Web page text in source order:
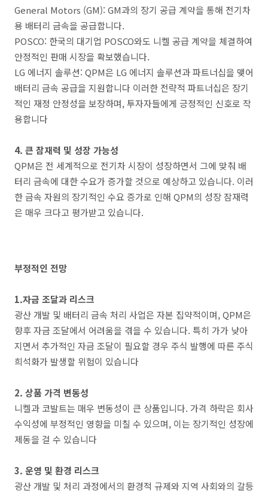
General Motors (GM): GM과의 장기 공급 계약을 통해 전기차
용 배터리 금속을 공급합니다.
POSCO: 한국의 대기업 POSCO와도 니켈 공급 계약을 체결하여
안정적인 판매 시장을 확보했습니다.
LG 에너지 솔루션: QPM은 LG 에너지 솔루션과 파트너십을 맺어
배터리 금속 공급을 지원합니다​ 이러한 전략적 파트너십은 장기
적인 재정 안정성을 보장하며, 투자자들에게 긍정적인 신호로 작
용합니다​
4. 큰 잠재력 및 성장 가능성
QPM은 전 세계적으로 전기차 시장이 성장하면서 그에 맞춰 배
터리 금속에 대한 수요가 증가할 것으로 예상하고 있습니다. 이러
한 금속 자원의 장기적인 수요 증가로 인해 QPM의 성장 잠재력
은 매우 크다고 평가받고 있습니다.
부정적인 전망
1.자금 조달과 리스크
광산 개발 및 배터리 금속 처리 사업은 자본 집약적이며, QPM은
향후 자금 조달에서 어려움을 겪을 수 있습니다. 특히 가가 낮아
지면서 추가적인 자금 조달이 필요할 경우 주식 발행에 따른 주식
희석화가 발생할 위험이 있습니다​
2. 상품 가격 변동성
니켈과 코발트는 매우 변동성이 큰 상품입니다. 가격 하락은 회사
수익성에 부정적인 영향을 미칠 수 있으며, 이는 장기적인 성장에
제동을 걸 수 있습니다​
3. 운영 및 환경 리스크
광산 개발 및 처리 과정에서의 환경적 규제와 지역 사회와의 갈등